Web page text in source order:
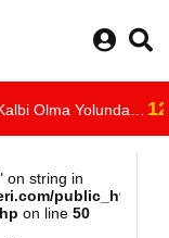
Olma Yolunda
header-
on string in
public_html/
on line 50